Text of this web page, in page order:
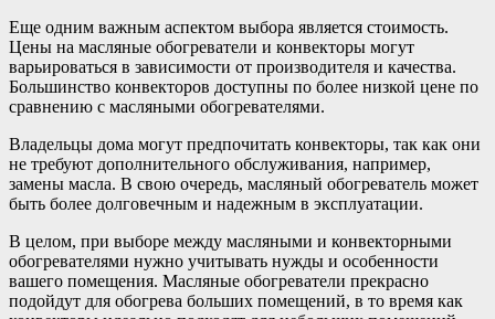
Еще одним важным аспектом выбора является стоимость.
Цены на масляные обогреватели и конвекторы могут
варьироваться в зависимости от производителя и качества.
Большинство конвекторов доступны по более низкой цене по
сравнению с масляными обогревателями.
Владельцы дома могут предпочитать конвекторы, так как они
не требуют дополнительного обслуживания, например,
замены масла. В свою очередь, масляный обогреватель может
быть более долговечным и надежным в эксплуатации.
В целом, при выборе между масляными и конвекторными
обогревателями нужно учитывать нужды и особенности
вашего помещения. Масляные обогреватели прекрасно
подойдут для обогрева больших помещений, в то время как